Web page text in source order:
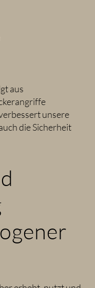
aus
unsere
die Sicherheit